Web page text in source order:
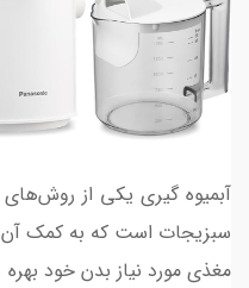
آبمیوه گیری یکی از
سبزیجات است که به کمک آن
مغذی مورد نیاز بدن خود